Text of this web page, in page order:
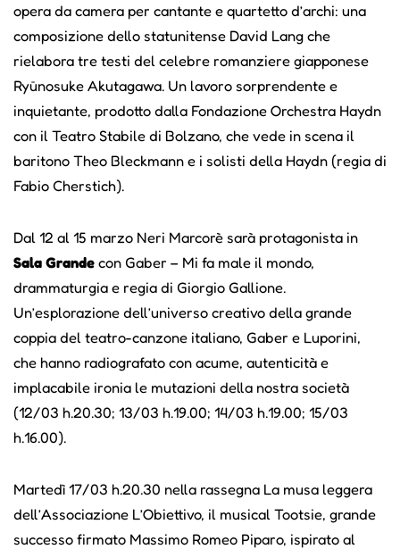
opera da camera per cantante e quartetto d’archi: una
composizione dello statunitense David Lang che
rielabora tre testi del celebre romanziere giapponese
Ryūnosuke Akutagawa. Un lavoro sorprendente e
inquietante, prodotto dalla Fondazione Orchestra Haydn
con il Teatro Stabile di Bolzano, che vede in scena il
baritono Theo Bleckmann e i solisti della Haydn (regia di
Fabio Cherstich).
Dal 12 al 15 marzo Neri Marcorè sarà protagonista in
Sala Grande con Gaber – Mi fa male il mondo,
drammaturgia e regia di Giorgio Gallione.
Un’esplorazione dell’universo creativo della grande
coppia del teatro-canzone italiano, Gaber e Luporini,
che hanno radiografato con acume, autenticità e
implacabile ironia le mutazioni della nostra società
(12/03 h.20.30; 13/03 h.19.00; 14/03 h.19.00; 15/03
h.16.00).
Martedì 17/03 h.20.30 nella rassegna La musa leggera
dell’Associazione L’Obiettivo, il musical Tootsie, grande
successo firmato Massimo Romeo Piparo, ispirato al